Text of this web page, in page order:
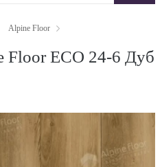
Alpine Floor
Floor ECO 24-6 Дуб